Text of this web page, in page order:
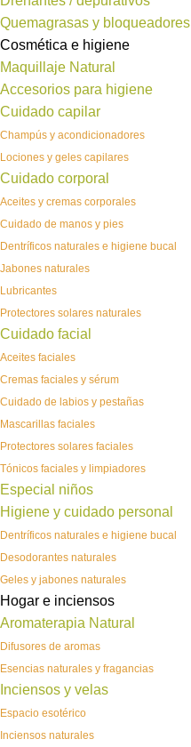
Quemagrasas y bloqueadores
Cosmética e higiene
Maquillaje Natural
Accesorios para higiene
Cuidado capilar
Champús y acondicionadores
Lociones y geles capilares
Cuidado corporal
Aceites y cremas corporales
Cuidado de manos y pies
Dentríficos naturales e higiene bucal
Jabones naturales
Lubricantes
Protectores solares naturales
Cuidado facial
Aceites faciales
Cremas faciales y sérum
Cuidado de labios y pestañas
Mascarillas faciales
Protectores solares faciales
Tónicos faciales y limpiadores
Especial niños
Higiene y cuidado personal
Dentríficos naturales e higiene bucal
Desodorantes naturales
Geles y jabones naturales
Hogar e inciensos
Aromaterapia Natural
Difusores de aromas
Esencias naturales y fragancias
Inciensos y velas
Espacio esotérico
Inciensos naturales